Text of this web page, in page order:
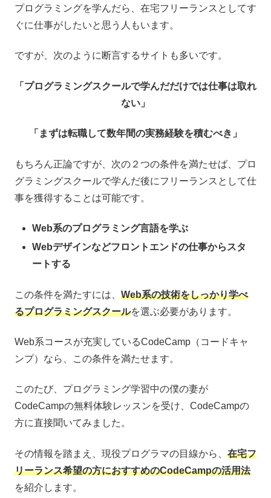
プログラミングを学んだら、在宅フリーランスとしてす
ぐに仕事がしたいと思う人もいます。
ですが、次のように断言するサイトも多いです。
「プログラミングスクールで学んだだけでは仕事は取れ
ない」
「まずは転職して数年間の実務経験を積むべき」
もちろん正論ですが、次の２つの条件を満たせば、プロ
グラミングスクールで学んだ後にフリーランスとして仕
事を獲得することは可能です。
Web系のプログラミング言語を学ぶ
Webデザインなどフロントエンドの仕事からスタ
ートする
この条件を満たすには、 Web系の技術をしっかり学べ
るプログラミングスクールを選ぶ必要があります。
Web系コースが充実しているCodeCamp（コードキャ
ンプ）なら、この条件を満たせます。
このたび、プログラミング学習中の僕の妻が
CodeCampの無料体験レッスンを受け、CodeCampの
方に直接聞いてみました。
その情報を踏まえ、現役プログラマの目線から、 在宅フ
リーランス希望の方におすすめのCodeCampの活用法
を紹介します。